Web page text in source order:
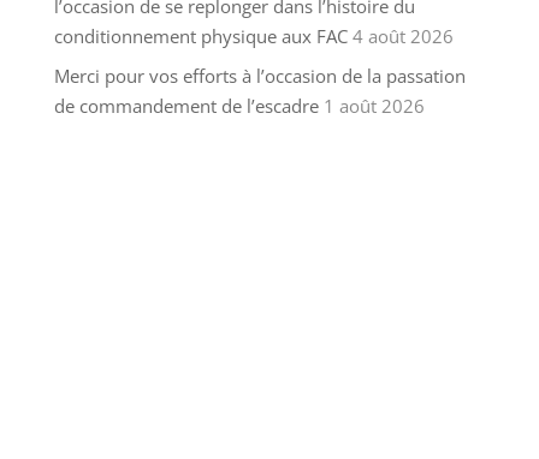
l’occasion de se replonger dans l’histoire du
conditionnement physique aux FAC 4 août 2026
Merci pour vos efforts à l’occasion de la passation
de commandement de l’escadre 1 août 2026